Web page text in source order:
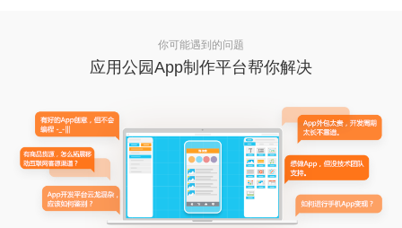
你可能遇到的问题
应用公园App制作平台帮你解决